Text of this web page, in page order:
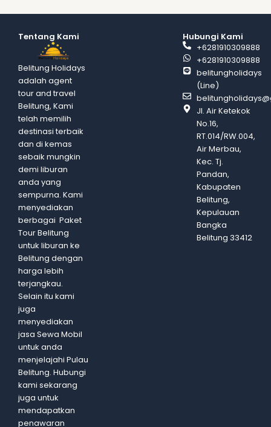
Tentang Kami
Belitung Holidays
adalah agent
tour and travel
Belitung, Kami
telah memilih
destinasi terbaik
dan di kemas
sebaik mungkin
demi liburan
anda yang
sempurna. Kami
menyediakan
berbagai Paket
Tour Belitung
untuk liburan ke
Belitung dengan
harga lebih
terjangkau.
Selain itu kami
juga
menyediakan
jasa Sewa Mobil
untuk anda
menjelajahi Pulau
Belitung. Hubungi
kami sekarang
juga untuk
mendapatkan
penawaran
Hubungi Kami
+6281910309888
+6281910309888
belitungholidays
(Line)
Jl. Air Ketekok
No.16,
RT.014/RW.004,
Air Merbau,
Kec. Tj.
Pandan,
Kabupaten
Belitung,
Kepulauan
Bangka
Belitung 33412